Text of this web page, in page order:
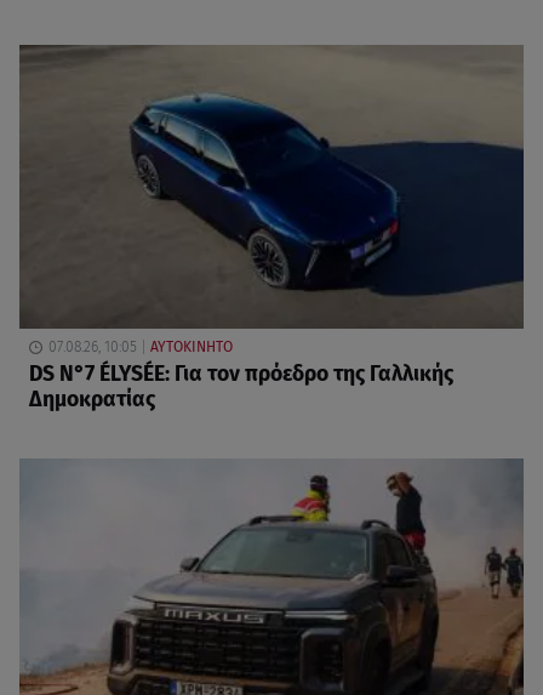
07.08.26, 10:05 ΑΥΤΟΚΙΝΗΤΟ
DS N°7 ÉLYSÉE: Για τον πρόεδρο της Γαλλικής
Δημοκρατίας